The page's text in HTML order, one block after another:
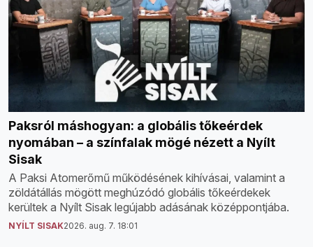
Paksról máshogyan: a globális tőkeérdek
nyomában – a színfalak mögé nézett a Nyílt
Sisak
A Paksi Atomerőmű működésének kihívásai, valamint a
zöldátállás mögött meghúzódó globális tőkeérdekek
kerültek a Nyílt Sisak legújabb adásának középpontjába.
NYÍLT SISAK2026. aug. 7. 18:01